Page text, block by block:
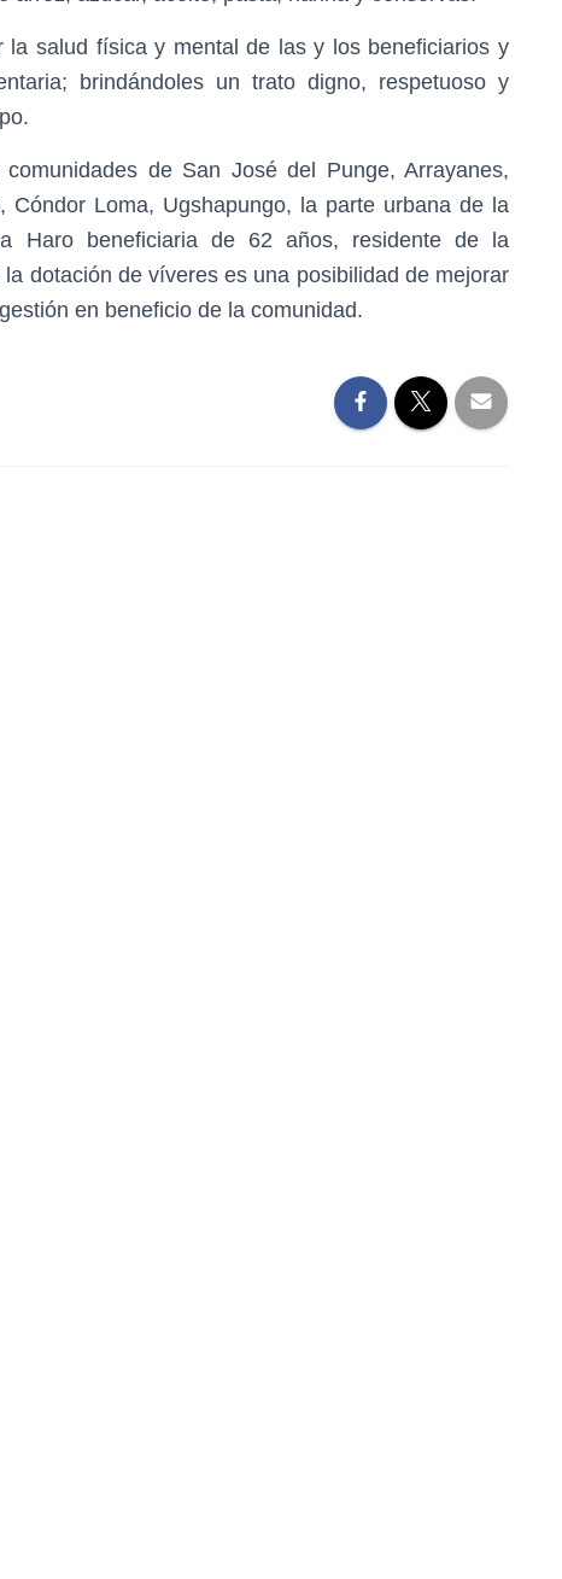
la salud física y mental de las y los beneficiarios y
brindándoles un trato digno, respetuoso y
de San José del Punge, Arrayanes,
Cóndor Loma, Ugshapungo, la parte urbana de la
Haro beneficiaria de 62 años, residente de la
dotación de víveres es una posibilidad de mejorar
en beneficio de la comunidad.